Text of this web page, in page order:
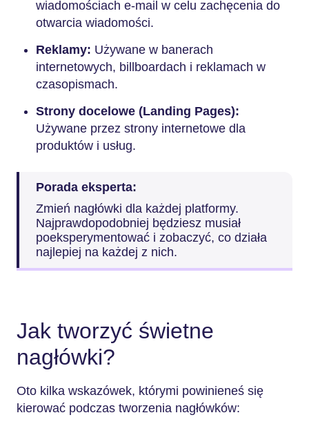
wiadomościach e-mail w celu zachęcenia do
otwarcia wiadomości.
Reklamy: Używane w banerach
internetowych, billboardach i reklamach w
czasopismach.
Strony docelowe (Landing Pages):
Używane przez strony internetowe dla
produktów i usług.
Porada eksperta:
Zmień nagłówki dla każdej platformy.
Najprawdopodobniej będziesz musiał
poeksperymentować i zobaczyć, co działa
najlepiej na każdej z nich.
Jak tworzyć świetne
nagłówki?
Oto kilka wskazówek, którymi powinieneś się
kierować podczas tworzenia nagłówków: